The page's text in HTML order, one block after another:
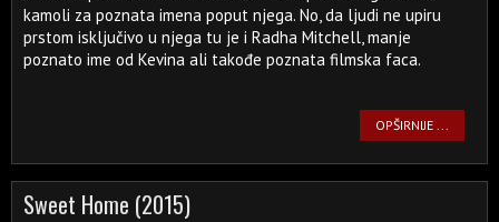
kamoli za poznata imena poput njega. No, da ljudi ne upiru
prstom isključivo u njega tu je i Radha Mitchell, manje
poznato ime od Kevina ali takođe poznata filmska faca.
OPŠIRNIJE ...
Sweet Home (2015)